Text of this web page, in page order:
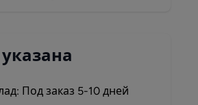
Под заказ 5-10 дней